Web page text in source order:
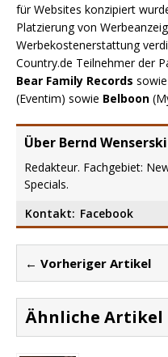
für Websites konzipiert
Platzierung von
Werbekostenerstattung
Country.de Teilnehmer der
Bear Family Records
(Eventim) sowie Belboon
Über Bernd Wenserski
Redakteur. Fachgebiet:
Specials.
Kontakt: Facebook
← Vorheriger Artikel
Ähnliche Artikel